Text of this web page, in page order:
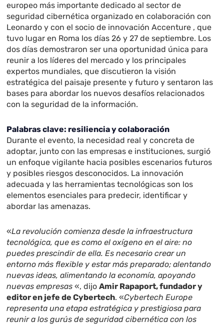
europeo más importante dedicado al sector de
seguridad cibernética organizado en colaboración con
Leonardo y con el socio de innovación Accenture , que
tuvo lugar en Roma los días 26 y 27 de septiembre. Los
dos días demostraron ser una oportunidad única para
reunir a los líderes del mercado y los principales
expertos mundiales, que discutieron la visión
estratégica del paisaje presente y futuro y sentaron las
bases para abordar los nuevos desafíos relacionados
con la seguridad de la información.
Palabras clave: resiliencia y colaboración
Durante el evento, la necesidad real y concreta de
adoptar, junto con las empresas e instituciones, surgió
un enfoque vigilante hacia posibles escenarios futuros
y posibles riesgos desconocidos. La innovación
adecuada y las herramientas tecnológicas son los
elementos esenciales para predecir, identificar y
abordar las amenazas.
«La revolución comienza desde la infraestructura
tecnológica, que es como el oxígeno en el aire: no
puedes prescindir de ella. Es necesario crear un
entorno más flexible y estar más preparado; alentando
nuevas ideas, alimentando la economía, apoyando
nuevas empresas «, dijoAmir Rapaport, fundador y
editor en jefe de Cybertech. «Cybertech Europe
representa una etapa estratégica y prestigiosa para
reunir a los gurús de seguridad cibernética con los